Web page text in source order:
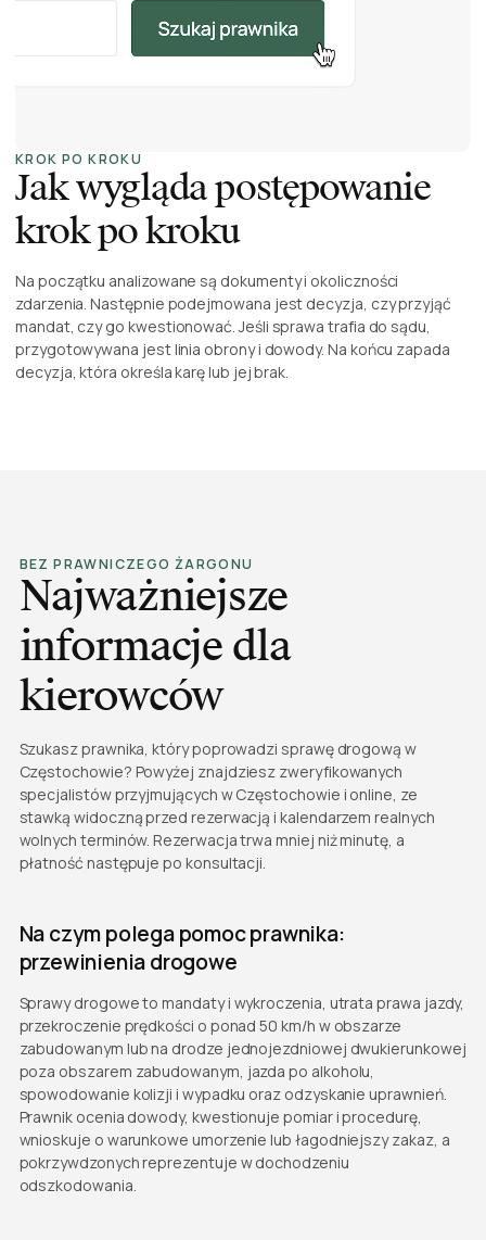
KROK PO KROKU
Jak wygląda postępowanie
krok po kroku
Na początku analizowane są dokumenty i okoliczności
zdarzenia. Następnie podejmowana jest decyzja, czy przyjąć
mandat, czy go kwestionować. Jeśli sprawa trafia do sądu,
przygotowywana jest linia obrony i dowody. Na końcu zapada
decyzja, która określa karę lub jej brak.
BEZ PRAWNICZEGO ŻARGONU
Najważniejsze
informacje dla
kierowców
Szukasz prawnika, który poprowadzi sprawę drogową w
Częstochowie? Powyżej znajdziesz zweryfikowanych
specjalistów przyjmujących w Częstochowie i online, ze
stawką widoczną przed rezerwacją i kalendarzem realnych
wolnych terminów. Rezerwacja trwa mniej niż minutę, a
płatność następuje po konsultacji.
Na czym polega pomoc prawnika:
przewinienia drogowe
Sprawy drogowe to mandaty i wykroczenia, utrata prawa jazdy,
przekroczenie prędkości o ponad 50 km/h w obszarze
zabudowanym lub na drodze jednojezdniowej dwukierunkowej
poza obszarem zabudowanym, jazda po alkoholu,
spowodowanie kolizji i wypadku oraz odzyskanie uprawnień.
Prawnik ocenia dowody, kwestionuje pomiar i procedurę,
wnioskuje o warunkowe umorzenie lub łagodniejszy zakaz, a
pokrzywdzonych reprezentuje w dochodzeniu
odszkodowania.